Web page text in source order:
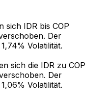
sich IDR bis COP
Der
Volatilität.
sich die IDR zu COP
Der
Volatilität.